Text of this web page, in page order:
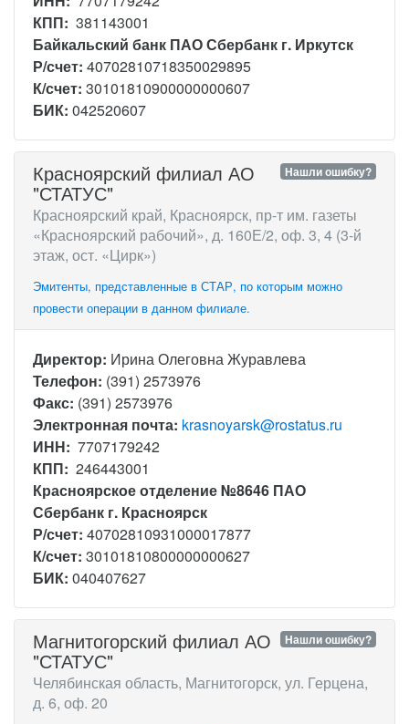
КПП: 381143001
Байкальский банк ПАО Сбербанк г. Иркутск
Р/счет: 40702810718350029895
К/счет: 30101810900000000607
БИК: 042520607
Нашли ошибку?
Красноярский филиал АО
"СТАТУС"
Красноярский край, Красноярск, пр-т им. газеты
«Красноярский рабочий», д. 160Е/2, оф. 3, 4 (3-й
этаж, ост. «Цирк»)
Эмитенты, представленные в СТАР, по которым можно
провести операции в данном филиале.
Директор: Ирина Олеговна Журавлева
Телефон: (391) 2573976
Факс: (391) 2573976
Электронная почта: krasnoyarsk@rostatus.ru
ИНН: 7707179242
КПП: 246443001
Красноярское отделение №8646 ПАО
Сбербанк г. Красноярск
Р/счет: 40702810931000017877
К/счет: 30101810800000000627
БИК: 040407627
Нашли ошибку?
Магнитогорский филиал АО
"СТАТУС"
Челябинская область, Магнитогорск, ул. Герцена,
д. 6, оф. 20